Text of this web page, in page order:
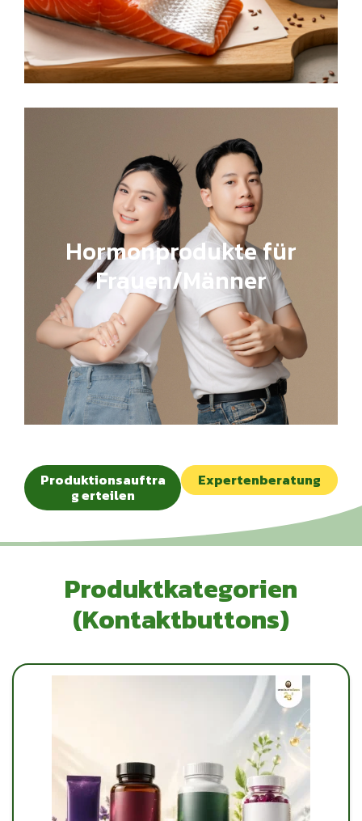
Hormonprodukte für
Frauen/Männer
Produktionsauftra
g erteilen
Expertenberatung
Produktkategorien
(Kontaktbuttons)